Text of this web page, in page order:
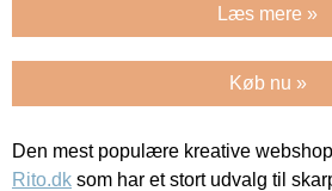
Læs mere »
Køb nu »
Den mest populære kreative
Rito.dk som har et stort udvalg til